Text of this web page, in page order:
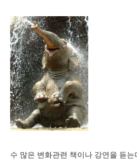
수 많은 변화관련 책이나 강연을 듣